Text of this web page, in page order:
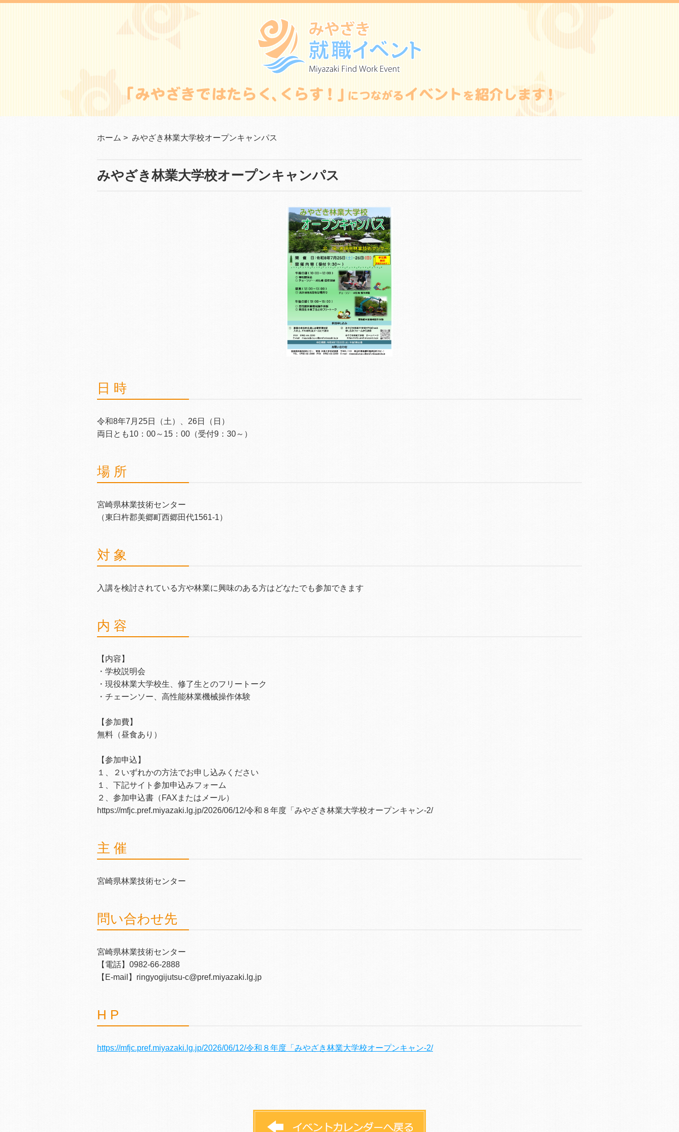
ホーム > みやざき林業大学校オープンキャンパス
みやざき林業大学校オープンキャンパス
日 時
令和8年7月25日（土）、26日（日）
両日とも10：00～15：00（受付9：30～）
場 所
宮崎県林業技術センター
（東臼杵郡美郷町西郷田代1561-1）
対 象
入講を検討されている方や林業に興味のある方はどなたでも参加できます
内 容
【内容】
・学校説明会
・現役林業大学校生、修了生とのフリートーク
・チェーンソー、高性能林業機械操作体験
【参加費】
無料（昼食あり）
【参加申込】
１、２いずれかの方法でお申し込みください
１、下記サイト参加申込みフォーム
２、参加申込書（FAXまたはメール）
https://mfjc.pref.miyazaki.lg.jp/2026/06/12/令和８年度「みやざき林業大学校オープンキャン-2/
主 催
宮崎県林業技術センター
問い合わせ先
宮崎県林業技術センター
【電話】0982-66-2888
【E-mail】ringyogijutsu-c@pref.miyazaki.lg.jp
H P
https://mfjc.pref.miyazaki.lg.jp/2026/06/12/令和８年度「みやざき林業大学校オープンキャン-2/